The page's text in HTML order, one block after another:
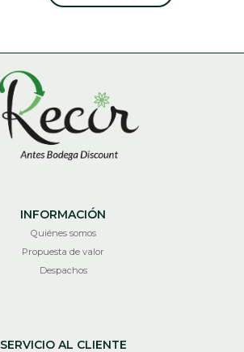
INFORMACIÓN
Quiénes somos
Propuesta de valor
Despachos
SERVICIO AL CLIENTE